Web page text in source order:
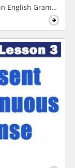
English Grammar